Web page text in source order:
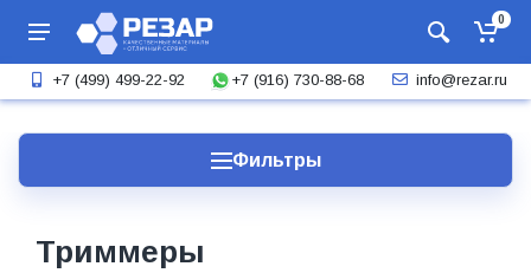
0
+7 (499) 499-22-92 +7 (916) 730-88-68 info@rezar.ru
Фильтры
Триммеры